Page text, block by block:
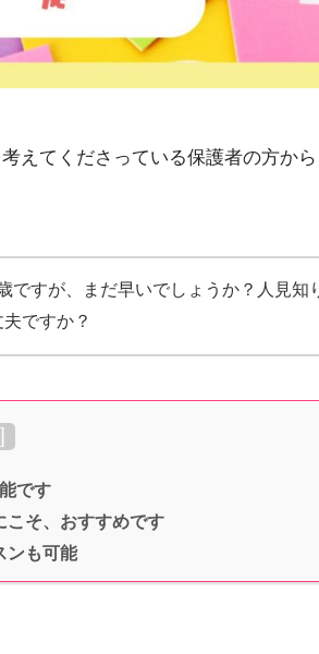
えてくださっている保護者の方か
ですが、まだ早いでしょうか？人見知
夫ですか？
]
です
こそ、おすすめです
ンも可能